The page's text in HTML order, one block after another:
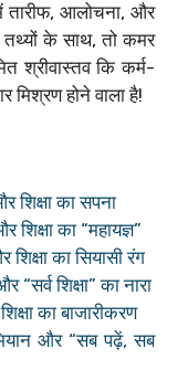
आलोचना, और
के साथ, तो कमर
श्रीवास्तव कि कर्म-
मिश्रण होने वाला है!
का सपना
का “महायज्ञ”
का सियासी रंग
शिक्षा” का नारा
का बाजारीकरण
और “सब पढ़ें, सब